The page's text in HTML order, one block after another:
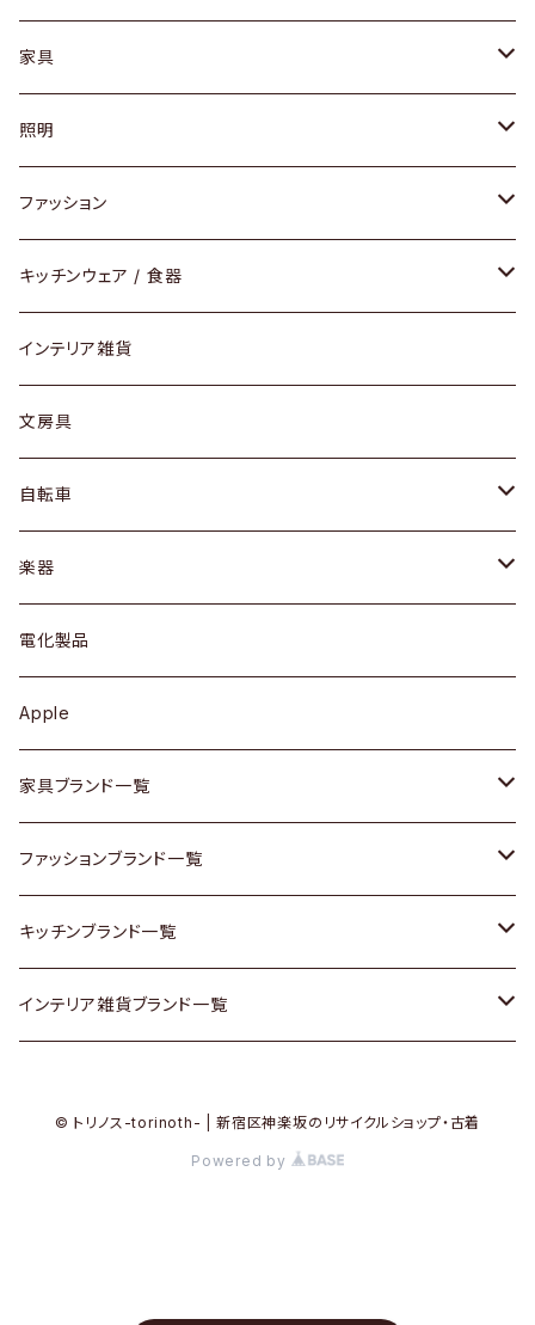
家具
ソファ / ベンチ
チェア / スツール
ダイニングセット / ダイニングテーブル
ローテーブル / サイドテーブル
デスク / コンソール
ドレッサー
シェルフ
キュリオケース / 飾り棚
カップボード / 食器棚
チェスト
その他家具
Vintageヴィンテージ / Antiqueアンティーク
Designers / デザイナーズ
照明
ペンダントライト
テーブルランプ / デスクスタンド
フロアライト
ファッション
アクセサリー
リング
ピアス / イヤリング
財布
バッグ
アウター
トップス
ワンピース
ボトムス
靴
スカーフ
腕時計
Vintage / ヴィンテージ
キッチンウェア / 食器
グラス / タンブラー
カップ / マグ
プレート / ボウル
カトラリー
ケトル / ティーポット
鍋 / フライパン
Vintage / ヴィンテージ
銀製品
和物 / 作家物
その他キッチン雑貨
インテリア雑貨
文房具
自転車
dahon
楽器
ギター
ベース
その他楽器
電化製品
Apple
家具ブランド一覧
ACME Furniture / アクメ ファニチャー
ACTUS / アクタス
arflex / アルフレックス
ファッションブランド一覧
agnes b / アニエス ベー
BALLY / バリー
キッチンブランド一覧
ARABIA / アラビア
インテリア雑貨ブランド一覧
© トリノス-torinoth- | 新宿区神楽坂のリサイクルショップ・古着
Powered by